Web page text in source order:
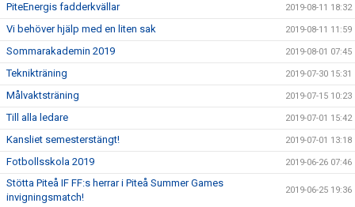
PiteEnergis fadderkvällar 2019-08-11 18:32
Vi behöver hjälp med en liten sak 2019-08-11 11:59
Sommarakademin 2019 2019-08-01 07:45
Teknikträning 2019-07-30 15:31
Målvaktsträning 2019-07-15 10:23
Till alla ledare 2019-07-01 15:42
Kansliet semesterstängt! 2019-07-01 13:18
Fotbollsskola 2019 2019-06-26 07:46
Stötta Piteå IF FF:s herrar i Piteå Summer Games
invigningsmatch!
2019-06-25 19:36